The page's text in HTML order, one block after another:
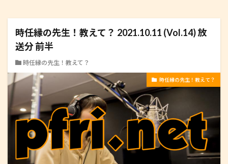
時任縁の先生！教えて？ 2021.10.11 (Vol.14) 放
送分 前半
時任縁の先生！教えて？
時任縁の先生！教えて？